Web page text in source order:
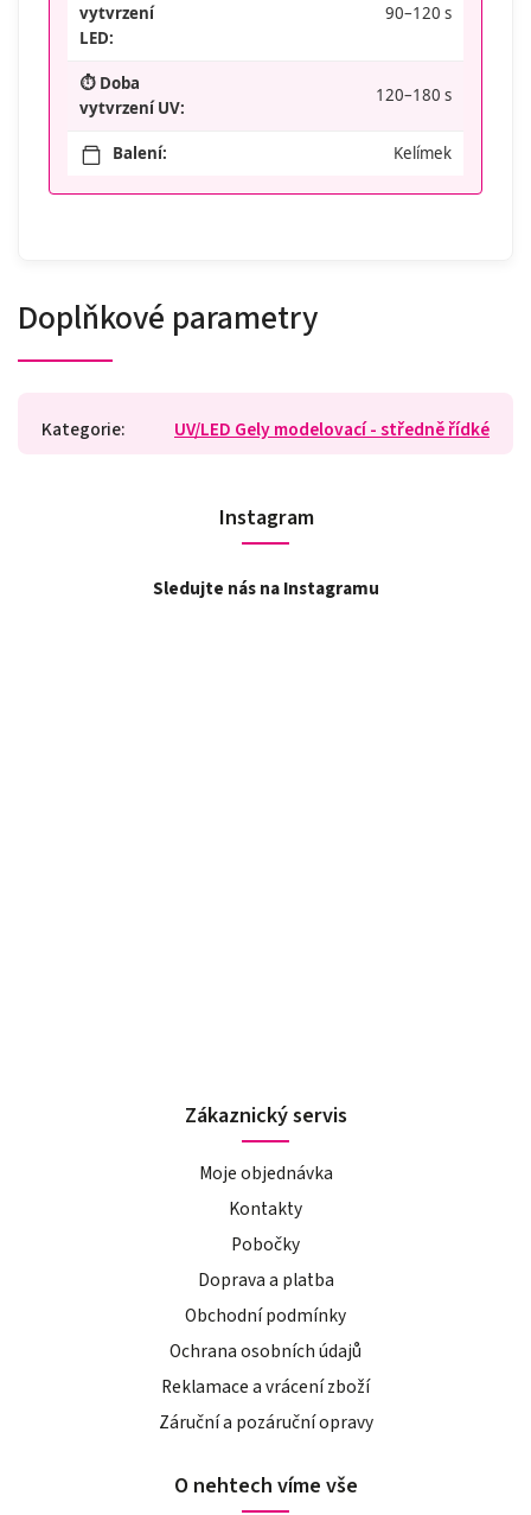
vytvrzení
LED:
90–120 s
⏱️ Doba
vytvrzení UV:
120–180 s
Balení: Kelímek
Doplňkové parametry
Kategorie: UV/LED Gely modelovací - středně řídké
Instagram
Sledujte nás na Instagramu
Zákaznický servis
Moje objednávka
Kontakty
Pobočky
Doprava a platba
Obchodní podmínky
Ochrana osobních údajů
Reklamace a vrácení zboží
Záruční a pozáruční opravy
O nehtech víme vše